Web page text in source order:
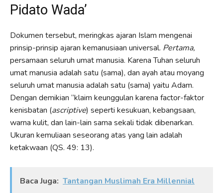
Pidato Wada’
Dokumen tersebut, meringkas ajaran Islam mengenai
prinsip-prinsip ajaran kemanusiaan universal. Pertama,
persamaan seluruh umat manusia. Karena Tuhan seluruh
umat manusia adalah satu (sama), dan ayah atau moyang
seluruh umat manusia adalah satu (sama) yaitu Adam.
Dengan demikian “klaim keunggulan karena factor-faktor
kenisbatan (ascriptive) seperti kesukuan, kebangsaan,
warna kulit, dan lain-lain sama sekali tidak dibenarkan.
Ukuran kemuliaan seseorang atas yang lain adalah
ketakwaan (QS. 49: 13).
Baca Juga: Tantangan Muslimah Era Millennial